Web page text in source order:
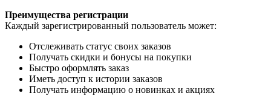
Преимущества регистрации
Каждый зарегистрированный пользователь может:
Отслеживать статус своих заказов
Получать скидки и бонусы на покупки
Быстро оформлять заказ
Иметь доступ к истории заказов
Получать информацию о новинках и акциях